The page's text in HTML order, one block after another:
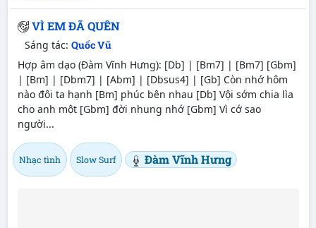
VÌ EM ĐÃ QUÊN
Sáng tác: Quốc Vũ
Hợp âm dạo (Đàm Vĩnh Hưng): [Db] | [Bm7] | [Bm7] [Gbm]
| [Bm] | [Dbm7] | [Abm] | [Dbsus4] | [Gb] Còn nhớ hôm
nào đôi ta hạnh [Bm] phúc bên nhau [Db] Vội sớm chia lìa
cho anh một [Gbm] đời nhung nhớ [Gbm] Vì cớ sao
người...
Nhạc tình Slow Surf Đàm Vĩnh Hưng